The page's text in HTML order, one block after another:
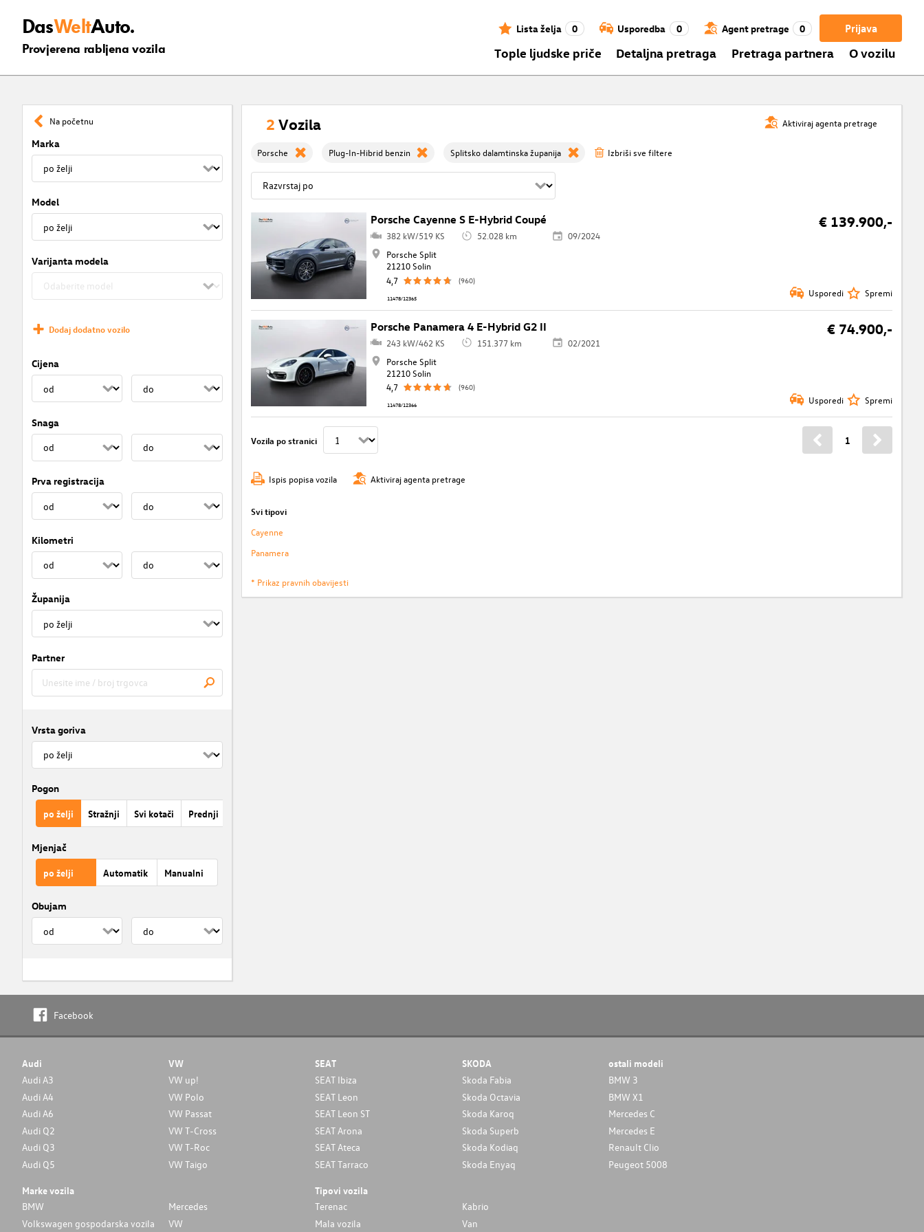
DasWeltAuto.
Provjerena rabljena vozila
Prijava
Lista želja 0 Usporedba 0 Agent pretrage 0
Tople ljudske priče Detaljna pretraga Pretraga partnera O vozilu
Na početnu
Marka
Model
Varijanta modela
Dodaj dodatno vozilo
Cijena
Snaga
Prva registracija
Kilometri
Županija
Partner
Vrsta goriva
Pogon
po želji Stražnji Svi kotači Prednji
Mjenjač
po želji Automatik Manualni
Obujam
Aktiviraj agenta pretrage
2 Vozila
Porsche Plug-In-Hibrid benzin Splitsko dalamtinska županija Izbriši sve filtere
Porsche Cayenne S E-Hybrid Coupé € 139.900,-
382 kW/519 KS 52.028 km
09/2024
Porsche Split
21210 Solin
4,7
(960)
11478/12365 Usporedi Spremi
Porsche Panamera 4 E-Hybrid G2 II € 74.900,-
243 kW/462 KS 151.377 km
02/2021
Porsche Split
21210 Solin
4,7
(960)
11478/12366 Usporedi Spremi
Vozila po stranici 1
Ispis popisa vozila Aktiviraj agenta pretrage
Svi tipovi
Cayenne
Panamera
* Prikaz pravnih obavijesti
Facebook
Audi
Audi A3
Audi A4
Audi A6
Audi Q2
Audi Q3
Audi Q5
VW
VW up!
VW Polo
VW Passat
VW T-Cross
VW T-Roc
VW Taigo
SEAT
SEAT Ibiza
SEAT Leon
SEAT Leon ST
SEAT Arona
SEAT Ateca
SEAT Tarraco
SKODA
Skoda Fabia
Skoda Octavia
Skoda Karoq
Skoda Superb
Skoda Kodiaq
Skoda Enyaq
ostali modeli
BMW 3
BMW X1
Mercedes C
Mercedes E
Renault Clio
Peugeot 5008
Marke vozila
BMW
Mercedes
Volkswagen gospodarska vozila
VW
Tipovi vozila
Terenac
Kabrio
Mala vozila
Van